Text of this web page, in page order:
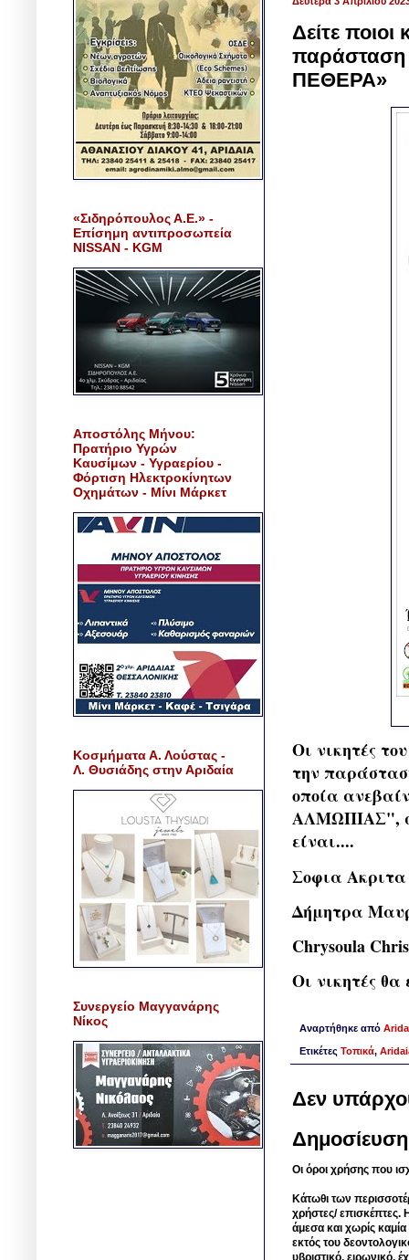
Δείτε ποιοι
ΠΕΘΕΡΑ»
Οι νικητές
την
οποία
ΑΛΜΩΠΙΑΣ",
είναι....
Σοφια Ακριτα
Δήμητρα
Chrysoula Chris
Οι νικητές θα
Αναρτήθηκε από
Ετικέτες Τοπικά,
Δεν
Οι όροι χρήσης που
Κάτωθι των
χρήστες/ επισκέπτες.
άμεσα και χωρίς
εκτός του
υβριστικό, ειρωνικό,
«Σιδηρόπουλος Α.Ε.» -
Επίσημη αντιπροσωπεία
NISSAN - KGM
Αποστόλης Μήνου:
Πρατήριο Υγρών
Καυσίμων - Υγραερίου -
Φόρτιση Ηλεκτροκίνητων
Οχημάτων - Μίνι Μάρκετ
Κοσμήματα Α. Λούστας -
Λ. Θυσιάδης στην Αριδαία
Συνεργείο Μαγγανάρης
Νίκος